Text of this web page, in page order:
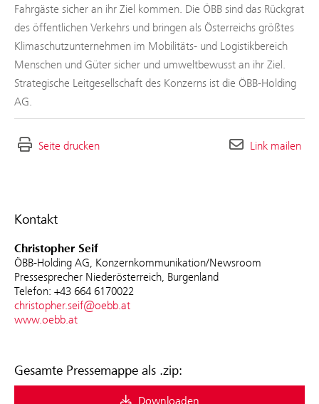
Kontakt
Christopher Seif
ÖBB-Holding AG, Konzernkommunikation/Newsroom
Pressesprecher Niederösterreich, Burgenland
Telefon: +43 664 6170022
christopher.seif@oebb.at
www.oebb.at
Gesamte Pressemappe als .zip:
Fahrgäste sicher an ihr Ziel kommen. Die ÖBB sind das Rückgrat
des öffentlichen Verkehrs und bringen als Österreichs größtes
Klimaschutzunternehmen im Mobilitäts- und Logistikbereich
Menschen und Güter sicher und umweltbewusst an ihr Ziel.
Strategische Leitgesellschaft des Konzerns ist die ÖBB-Holding
AG.
Seite drucken Link mailen